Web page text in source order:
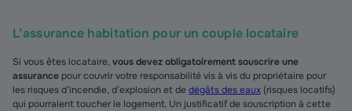
L’assurance habitation pour un couple locataire
Si vous êtes locataire, vous devez obligatoirement souscrire une
assurance pour couvrir votre responsabilité vis à vis du propriétaire pour
les risques d’incendie, d’explosion et dedégâts des eaux (risques locatifs)
qui pourraient toucher le logement. Un justificatif de souscription à cette